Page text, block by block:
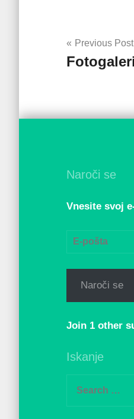
Previous Post
Naroči se
Vnesite svoj
E-
pošta
Naroči se
Join 1 other
Iskanje